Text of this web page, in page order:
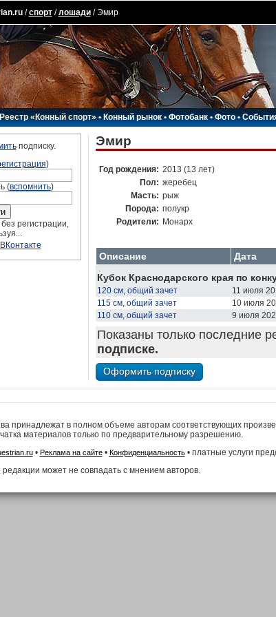
/спорт/лошади/ Эмир
«Конный спорт»•Конный рынок•Фотобанк •Фото•
подписку.
)
(вспомнить)
регистрации,
ВКонтакте
Эмир
Год рождения: 2013 (13 лет)
Пол: жеребец
Масть: рыж
Порода: полукр
Родители: Монарх
Описание Дата
Кубок Краснодарского края по
120 см, общий зачет 11 июля
115 см, общий зачет
10 июля
110 см, общий зачет
9 июля
Показаны только последние
подписке.
принадлежат в полном объеме авторам соответствующих
материалов только по предварительному разрешению.
• Реклама на сайте• Конфиденциальность• платные услуги
может не совпадать с мнением авторов.